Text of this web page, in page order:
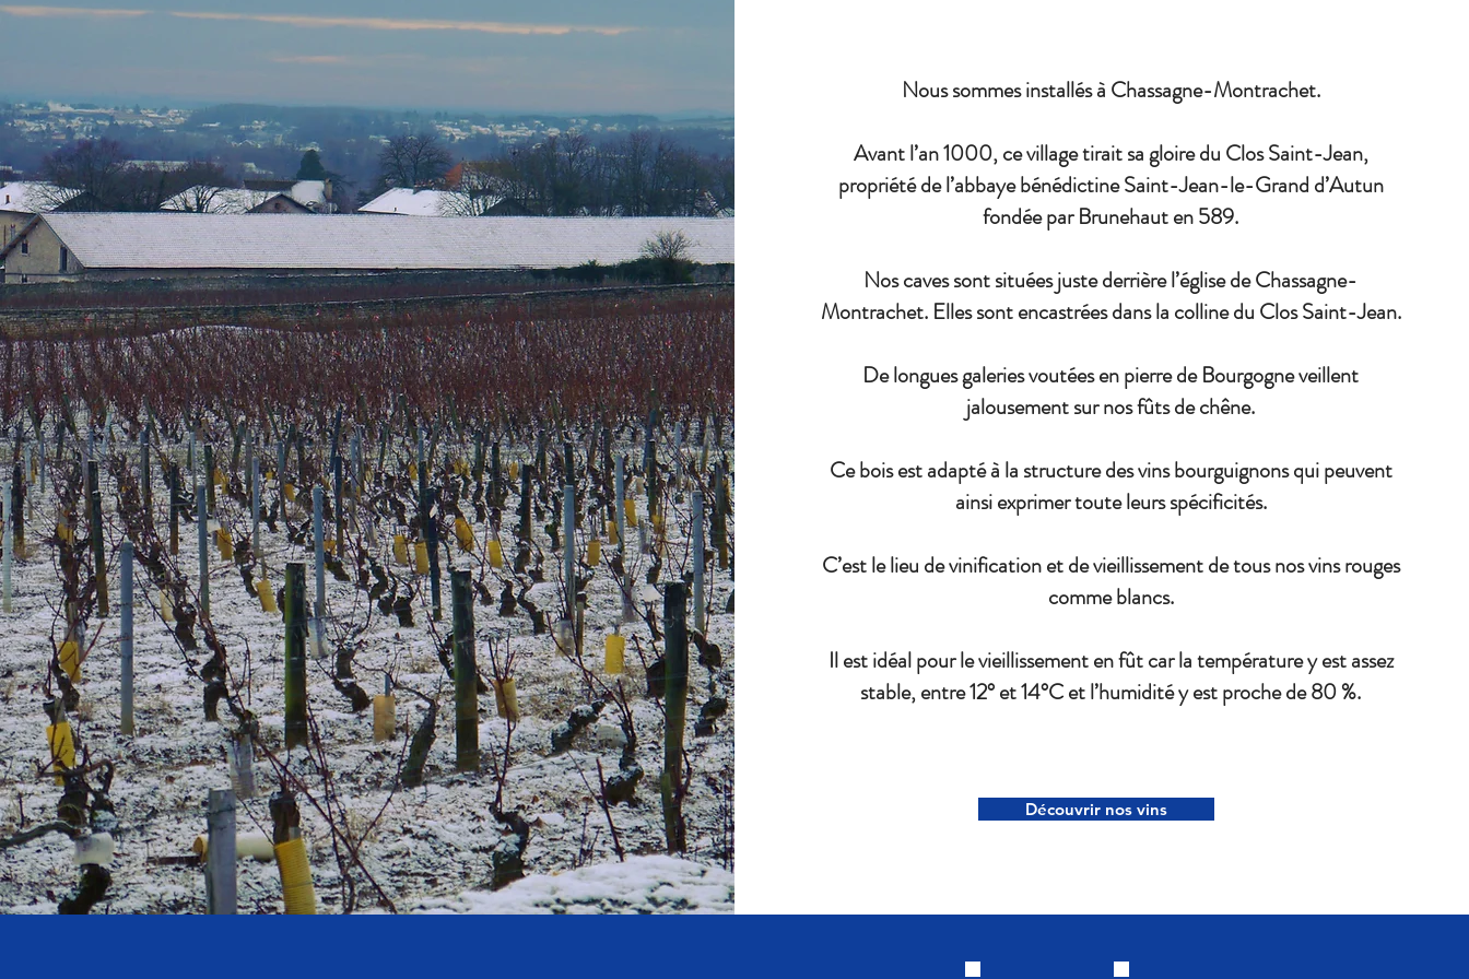
Nous sommes installés à Chassagne-Montrachet.
Avant l’an 1000, ce village tirait sa gloire du Clos Saint-Jean,
propriété de l’abbaye bénédictine Saint-Jean-le-Grand d’Autun
fondée par Brunehaut en 589.
Nos caves sont situées juste derrière l’église de Chassagne-
Montrachet. Elles sont encastrées dans la colline du Clos Saint-Jean.
De longues galeries voutées en pierre de Bourgogne veillent
jalousement sur nos fûts de chêne.
Ce bois est adapté à la structure des vins bourguignons qui peuvent
ainsi exprimer toute leurs spécificités.
C’est le lieu de vinification et de vieillissement de tous nos vins rouges
comme blancs.
Il est idéal pour le vieillissement en fût car la température y est assez
stable, entre 12° et 14°C et l’humidité y est proche de 80 %.
Découvrir nos vins